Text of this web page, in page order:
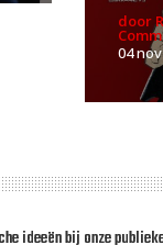
door
04
ideeën bij onze